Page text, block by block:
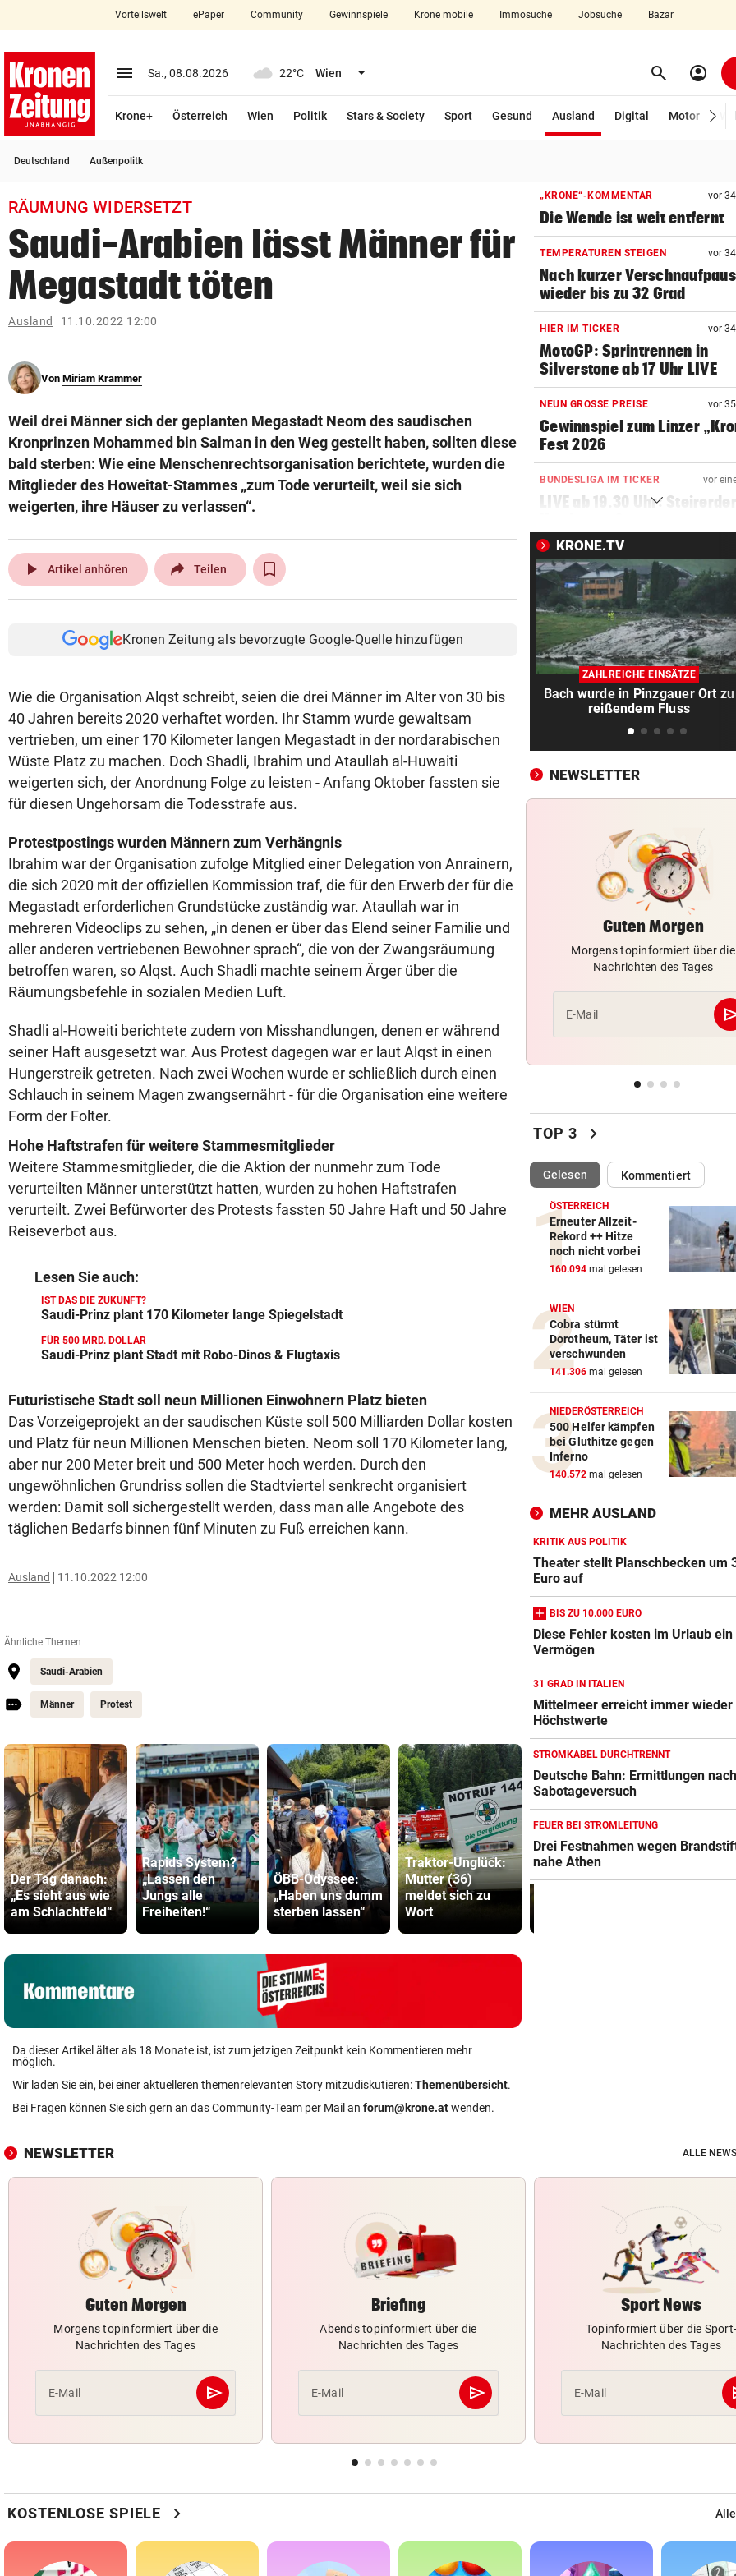
closeSchließen
account_circle Anmelden
arrow_right
search
Suchbegriff
eingeben
© Krone Multimedia GmbH & Co KG 2026
Vorteilswelt ePaper Community Gewinnspiele Krone mobile Immosuche Jobsuche Bazar
menu Menü aufklappen
Sa., 08.08.2026 22°C Wien Menü aufklappen search Suchen
account_circle
Krone+ Österreich Wien Politik Stars & Society Sport Gesund Ausland
Digital
Motor
Deutschland Außenpolitk
RÄUMUNG WIDERSETZT
Saudi-Arabien lässt Männer für
Megastadt töten
Ausland 11.10.2022 12:00
Von Miriam Krammer
Weil drei Männer sich der geplanten Megastadt Neom des saudischen
Kronprinzen Mohammed bin Salman in den Weg gestellt haben, sollten diese
bald sterben: Wie eine Menschenrechtsorganisation berichtete, wurden die
Mitglieder des Howeitat-Stammes „zum Tode verurteilt, weil sie sich
weigerten, ihre Häuser zu verlassen“.
play_arrow Artikel anhören Teilen
Kronen Zeitung als bevorzugte Google-Quelle hinzufügen
Wie die Organisation Alqst schreibt, seien die drei Männer im Alter von 30 bis
40 Jahren bereits 2020 verhaftet worden. Ihr Stamm wurde gewaltsam
vertrieben, um einer 170 Kilometer langen Megastadt in der nordarabischen
Wüste Platz zu machen. Doch Shadli, Ibrahim und Ataullah al-Huwaiti
weigerten sich, der Anordnung Folge zu leisten - Anfang Oktober fassten sie
für diesen Ungehorsam die Todesstrafe aus.
Protestpostings wurden Männern zum Verhängnis
Ibrahim war der Organisation zufolge Mitglied einer Delegation von Anrainern,
die sich 2020 mit der offiziellen Kommission traf, die für den Erwerb der für die
Megastadt erforderlichen Grundstücke zuständig war. Ataullah war in
mehreren Videoclips zu sehen, „in denen er über das Elend seiner Familie und
aller anderen vertriebenen Bewohner sprach“, die von der Zwangsräumung
betroffen waren, so Alqst. Auch Shadli machte seinem Ärger über die
Räumungsbefehle in sozialen Medien Luft.
Shadli al-Howeiti berichtete zudem von Misshandlungen, denen er während
seiner Haft ausgesetzt war. Aus Protest dagegen war er laut Alqst in einen
Hungerstreik getreten. Nach zwei Wochen wurde er schließlich durch einen
Schlauch in seinem Magen zwangsernährt - für die Organisation eine weitere
Form der Folter.
Hohe Haftstrafen für weitere Stammesmitglieder
Weitere Stammesmitglieder, die die Aktion der nunmehr zum Tode
verurteilten Männer unterstützt hatten, wurden zu hohen Haftstrafen
verurteilt. Zwei Befürworter des Protests fassten 50 Jahre Haft und 50 Jahre
Reiseverbot aus.
Lesen Sie auch:
IST DAS DIE ZUKUNFT?
Saudi-Prinz plant 170 Kilometer lange Spiegelstadt
FÜR 500 MRD. DOLLAR
Saudi-Prinz plant Stadt mit Robo-Dinos & Flugtaxis
Futuristische Stadt soll neun Millionen Einwohnern Platz bieten
Das Vorzeigeprojekt an der saudischen Küste soll 500 Milliarden Dollar kosten
und Platz für neun Millionen Menschen bieten. Neom soll 170 Kilometer lang,
aber nur 200 Meter breit und 500 Meter hoch werden. Durch den
ungewöhnlichen Grundriss sollen die Stadtviertel senkrecht organisiert
werden: Damit soll sichergestellt werden, dass man alle Angebote des
täglichen Bedarfs binnen fünf Minuten zu Fuß erreichen kann.
Ausland 11.10.2022 12:00
Ähnliche Themen
Saudi-Arabien
Männer Protest
Der Tag danach:
„Es sieht aus wie
am Schlachtfeld“
Rapids System?
„Lassen den
Jungs alle
Freiheiten!“
ÖBB-Odyssee:
„Haben uns dumm
sterben lassen“
Traktor-Unglück:
Mutter (36)
meldet sich zu
Wort
Mutiges
Hollywood wird
Sager
Da dieser Artikel älter als 18 Monate ist, ist zum jetzigen Zeitpunkt kein Kommentieren mehr
möglich.
Wir laden Sie ein, bei einer aktuelleren themenrelevanten Story mitzudiskutieren:Themenübersicht.
Bei Fragen können Sie sich gern an das Community-Team per Mail an forum@krone.atwenden.
„KRONE“-KOMMENTAR vor
Die Wende ist weit entfernt
TEMPERATUREN STEIGEN vor
Nach kurzer
wieder bis zu 32 Grad
HIER IM TICKER vor
MotoGP: Sprintrennen in
Silverstone ab 17 Uhr LIVE
NEUN GROSSE PREISE vor
Gewinnspiel zum Linzer
Fest 2026
BUNDESLIGA IM TICKER vor
LIVE ab 19.30 Uhr:
BUNDESLIGA IM TICKER
LIVE ab 17 Uhr: GAK gegen
Lustenau
SOMMERGEWINNSPIEL 2026 vor
Wir verlosen 22 x 1
Getränkekühler für heiße
VOLLEYBALL – FRAUEN
Österreich verliert EM-Test
Montenegro 0:3!
UNTER EINER BEDINGUNG
USA will Blockade von
2. LIGA – 2. RUNDE
3:0! Absteiger BW Linz
Wacker Innsbruck ab
NACH ELFER-RÜCKNAHME
Hinterseer über VAR: „Ist ein
absoluter Skandal!“
WEGEN CEUTA-KRISE vor 8
SONNTAG NOCH IM KASTEN
locken WAC-Goalie
BEI BARESI-ABSCHIED
Brasilien-Legende schockt
mit Mallet-Finger
KIND UND PARTNER TOT vor
Traktor-Unglück: Mutter
meldet sich zu Wort
STRATEGIE FEHLT vor
Schutz vor Drohnen?
hat keinen Plan
3:1 nach 0:1! Altach dreht
gegen WSG Tirol
KRITIK AUS POLITIK vor
Theater stellt Planschbecken
NACH WIEN AUF MYKONOS
Luxus am Meer! Sabalenka
gewährt private Einblicke
„IHR SEID DER HAMMER!“
Feuerwehr befreite Kalb aus
misslicher Lage
KRONE.TV
ZAHLREICHE EINSÄTZE
Bach wurde in Pinzgauer Ort zu
reißendem Fluss
NEWSLETTER
Guten Morgen
Morgens topinformiert über die
Nachrichten des Tages
E-Mail
TOP 3 chevron_right
Gelesen(ausgewählt)Kommentiert
ÖSTERREICH
Erneuter Allzeit-
Rekord ++ Hitze
noch nicht vorbei
160.094 mal gelesen
WIEN
Cobra stürmt
Dorotheum, Täter ist
verschwunden
141.306 mal gelesen
NIEDERÖSTERREICH
500 Helfer kämpfen
bei Gluthitze gegen
Inferno
140.572 mal gelesen
MEHR AUSLAND
KRITIK AUS POLITIK
Theater stellt Planschbecken um
Euro auf
BIS ZU 10.000 EURO
Diese Fehler kosten im Urlaub ein
Vermögen
31 GRAD IN ITALIEN
Mittelmeer erreicht immer wieder
Höchstwerte
STROMKABEL DURCHTRENNT
Deutsche Bahn: Ermittlungen nach
Sabotageversuch
FEUER BEI STROMLEITUNG
Drei Festnahmen wegen
nahe Athen
NEWSLETTER ALLE
Guten Morgen
Morgens topinformiert über die
Nachrichten des Tages
E-Mail send
Abschicken
Briefing
Abends topinformiert über die
Nachrichten des Tages
E-Mail send
Abschicken
Sport News
Topinformiert über die Sport-
Nachrichten des Tages
E-Mail
KOSTENLOSE SPIELE chevron_right